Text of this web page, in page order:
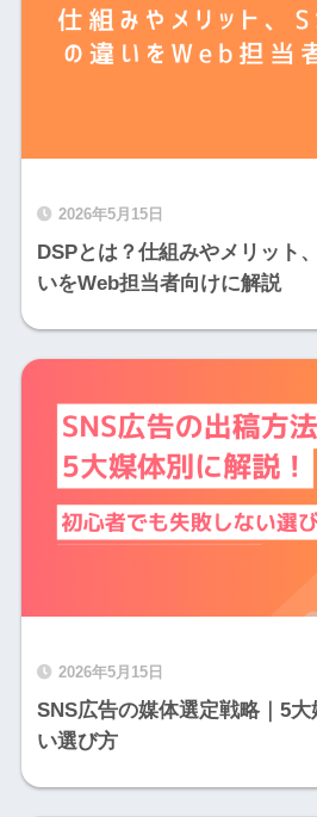
2026年5月15日
DSPとは？仕組みやメリット
いをWeb担当者向けに解説
2026年5月15日
SNS広告の媒体選定戦略｜5
い選び方